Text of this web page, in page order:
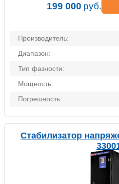
Производитель:
Диапазон:
Тип фазности:
Мощность:
Погрешность:
199 000 руб.
Стабилизатор